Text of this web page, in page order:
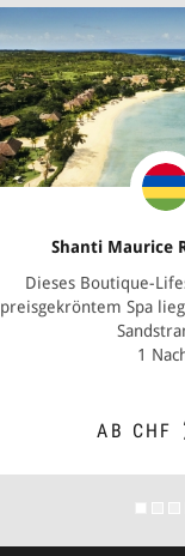
Shanti Maurice
Dieses Boutique­-
preisgekröntem Spa
1
AB CHF
ZUM